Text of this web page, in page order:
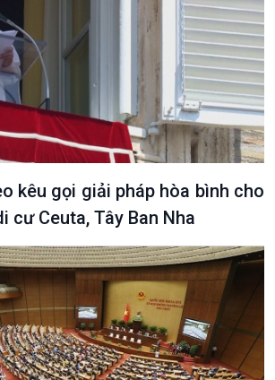
tiếng
Multimedia
Ảnh
Video
Infographic
E-Magazine
kêu gọi giải pháp hòa bình cho
cư Ceuta, Tây Ban Nha